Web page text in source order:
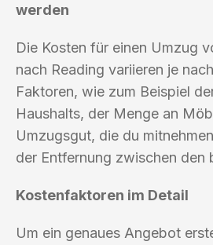
werden
Die Kosten für einen Umzug
nach Reading variieren je
Faktoren, wie zum Beispiel
Haushalts, der Menge an
Umzugsgut, die du
der Entfernung zwischen den
Kostenfaktoren im Detail
Um ein genaues Angebot